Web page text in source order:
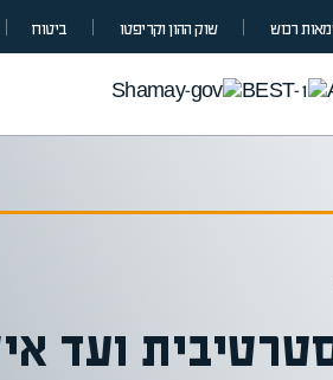
רכוש שוק ההון וקריפטו ביטוח
ועד